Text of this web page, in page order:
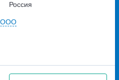
Россия
ООО